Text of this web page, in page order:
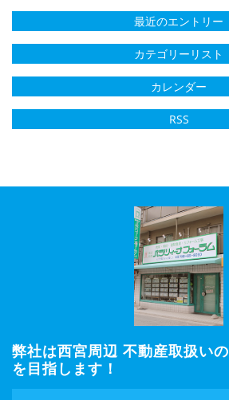
最近のエントリー
カテゴリーリスト
カレンダー
RSS
弊社は西宮周辺 不動産取扱いの
を目指します！